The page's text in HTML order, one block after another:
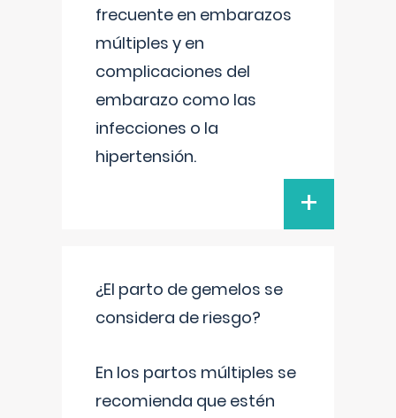
frecuente en embarazos
múltiples y en
complicaciones del
embarazo como las
infecciones o la
hipertensión.
+
¿El parto de gemelos se
considera de riesgo?
En los partos múltiples se
recomienda que estén